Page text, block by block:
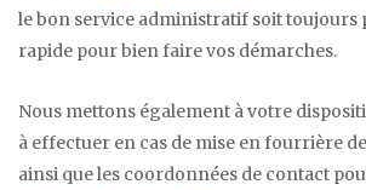
le bon service administratif soit toujours
rapide pour bien faire vos démarches.
Nous mettons également à votre
à effectuer en cas de mise en fourrière
ainsi que les coordonnées de contact